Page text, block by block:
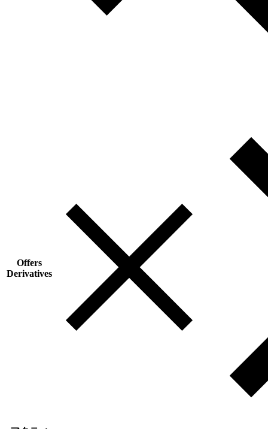
Offers
Derivatives